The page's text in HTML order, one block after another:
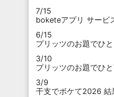
7/15
boketeアプリ サービ
6/15
プリッツのお題でひ
3/10
プリッツのお題でひ
3/9
干支でボケて2026 結